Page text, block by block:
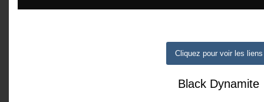
Cliquez pour voir les liens
Black Dynamite